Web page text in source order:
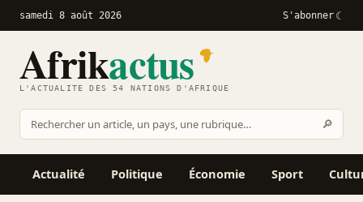
samedi 8 août 2026 S'abonner
Afrikactus
L'ACTUALITÉ DES 54 NATIONS D'AFRIQUE
Rechercher
sur
Afrikactus
🔎
Actualité Politique Économie Sport